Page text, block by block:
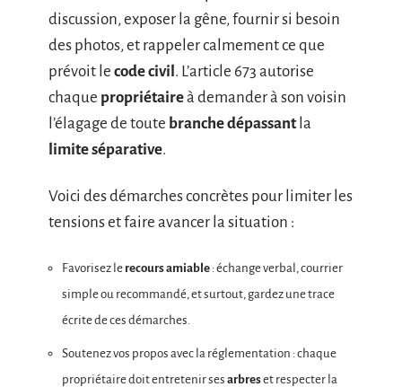
discussion, exposer la gêne, fournir si besoin
des photos, et rappeler calmement ce que
prévoit le code civil. L’article 673 autorise
chaque propriétaireà demander à son voisin
l’élagage de toute branche dépassantla
limite séparative.
Voici des démarches concrètes pour limiter les
tensions et faire avancer la situation :
Favorisez le recours amiable : échange verbal, courrier
simple ou recommandé, et surtout, gardez une trace
écrite de ces démarches.
Soutenez vos propos avec la réglementation : chaque
propriétaire doit entretenir ses arbreset respecter la